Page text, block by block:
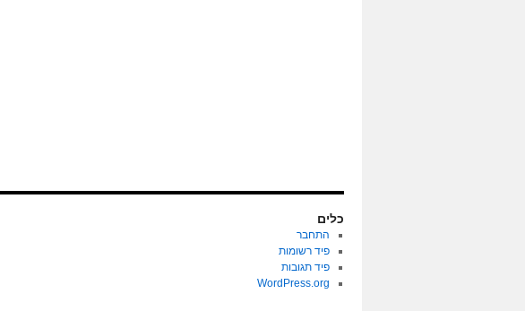
כלים
התחבר
פיד רשומות
פיד תגובות
WordPress.org